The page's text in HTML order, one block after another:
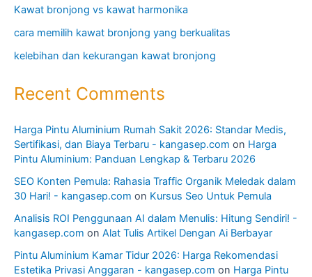
Kawat bronjong vs kawat harmonika
cara memilih kawat bronjong yang berkualitas
kelebihan dan kekurangan kawat bronjong
Recent Comments
Harga Pintu Aluminium Rumah Sakit 2026: Standar Medis,
Sertifikasi, dan Biaya Terbaru - kangasep.com on Harga
Pintu Aluminium: Panduan Lengkap & Terbaru 2026
SEO Konten Pemula: Rahasia Traffic Organik Meledak dalam
30 Hari! - kangasep.com on Kursus Seo Untuk Pemula
Analisis ROI Penggunaan AI dalam Menulis: Hitung Sendiri! -
kangasep.com on Alat Tulis Artikel Dengan Ai Berbayar
Pintu Aluminium Kamar Tidur 2026: Harga Rekomendasi
Estetika Privasi Anggaran - kangasep.com on Harga Pintu